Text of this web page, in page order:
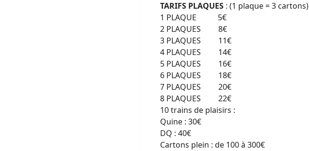
TARIFS PLAQUES : (1 plaque = 3 cartons)
1 PLAQUE 5€
2 PLAQUES 8€
3 PLAQUES 11€
4 PLAQUES 14€
5 PLAQUES 16€
6 PLAQUES 18€
7 PLAQUES 20€
8 PLAQUES 22€
10 trains de plaisirs :
Quine : 30€
DQ : 40€
Cartons plein : de 100 à 300€